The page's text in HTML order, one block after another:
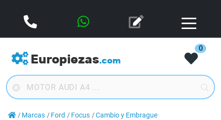
Europiezas.com
0
Marcas Ford Focus Cambio y Embrague